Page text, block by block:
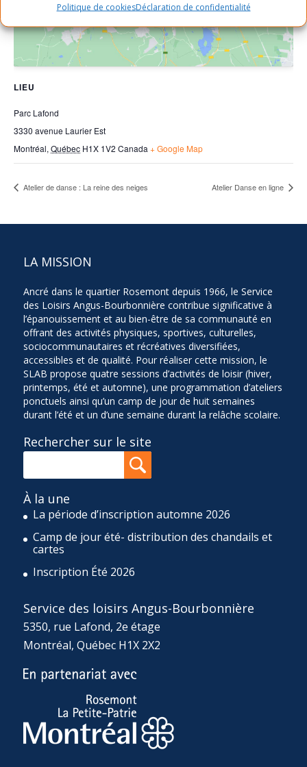
Politique de cookiesDéclaration de confidentialité
LIEU
Parc Lafond
3330 avenue Laurier Est
Montréal, Québec H1X 1V2 Canada + Google Map
Atelier de danse : La reine des neiges Atelier Danse en ligne
LA MISSION
Ancré dans le quartier Rosemont depuis 1966, le Service
des Loisirs Angus-Bourbonnière contribue significative à
l’épanouissement et au bien-être de sa communauté en
offrant des activités physiques, sportives, culturelles,
sociocommunautaires et récréatives diversifiées,
accessibles et de qualité. Pour réaliser cette mission, le
SLAB propose quatre sessions d’activités de loisir (hiver,
printemps, été et automne), une programmation d’ateliers
ponctuels ainsi qu’un camp de jour de huit semaines
durant l’été et un d’une semaine durant la relâche scolaire.
Rechercher sur le site
À la une
La période d’inscription automne 2026
Camp de jour été- distribution des chandails et
cartes
Inscription Été 2026
Service des loisirs Angus-Bourbonnière
5350, rue Lafond, 2e étage
Montréal, Québec H1X 2X2